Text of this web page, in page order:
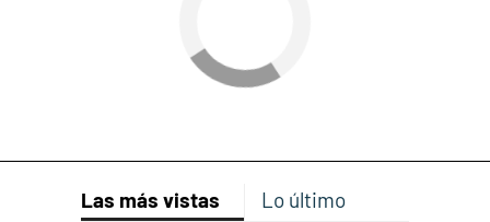
Las más vistas Lo último